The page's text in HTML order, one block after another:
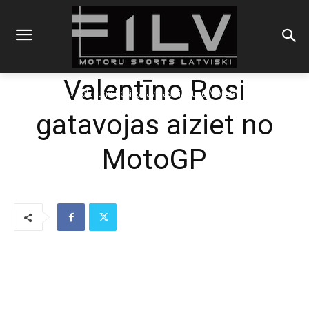
Blogs Valentīno Rosi gatavojas aiziet no MotoGP
Valentīno Rosi
gatavojas aiziet no
MotoGP